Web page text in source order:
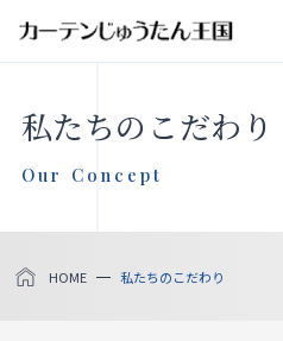
会社案内
お知らせ
私たちのこだわり
Our Concept
HOME 私たちのこだわり